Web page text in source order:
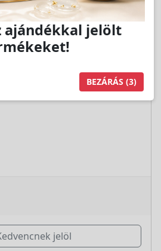
FORMA, EZÜST 4mm -
jelöl
ajándékkal jelölt
BEZÁRÁS (2)